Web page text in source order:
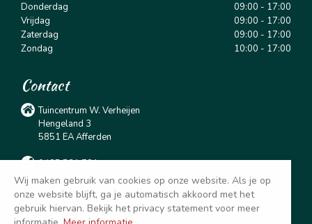
Donderdag
09:00 - 17:00
Vrijdag
09:00 - 17:00
Zaterdag
09:00 - 17:00
Zondag
10:00 - 17:00
Contact
Tuincentrum W. Verheijen
Hengeland 3
5851 EA Afferden
0485 531 781
info@tuincentrumverheijen.nl
@tuincentrumverheijen
Wij maken gebruik van cookies op onze website. Als je op
onze website blijft, ga je automatisch akkoord met het
gebruik hiervan. Bekijk het privacy statement voor meer